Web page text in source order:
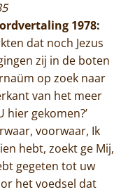
1978:
dat noch Jezus
zij in de boten
op zoek naar
van het meer
hier gekomen?’
voorwaar, Ik
hebt, zoekt ge Mij,
gegeten tot uw
het voedsel dat